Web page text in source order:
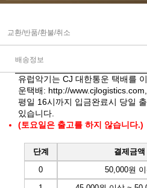
교환/반품/환불/취소
배송정보
유럽악기는 CJ 대한통운 택배를
운택배: http://www.cjlogistics.com
평일 16시까지 입금완료시 당일
있습니다.
(토요일은 출고를 하지 않습니다.)
단계 결제금액
0
50,000원